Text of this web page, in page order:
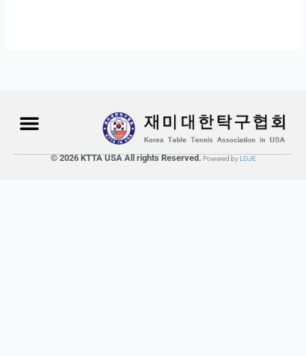
© 2026 KTTA USA All rights Reserved. Powered by LOJE